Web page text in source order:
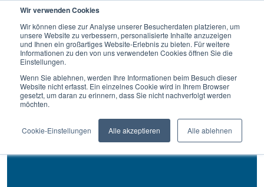
Wir verwenden Cookies
Wir können diese zur Analyse unserer Besucherdaten platzieren, um
unsere Website zu verbessern, personalisierte Inhalte anzuzeigen
und Ihnen ein großartiges Website-Erlebnis zu bieten. Für weitere
Informationen zu den von uns verwendeten Cookies öffnen Sie die
Einstellungen.
Wenn Sie ablehnen, werden Ihre Informationen beim Besuch dieser
Website nicht erfasst. Ein einzelnes Cookie wird in Ihrem Browser
gesetzt, um daran zu erinnern, dass Sie nicht nachverfolgt werden
möchten.
Cookie-Einstellungen Alle akzeptieren Alle ablehnen
Einpressmutter
EMF®